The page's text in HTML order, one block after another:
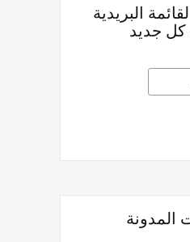
البريدية
كل جديد
المدونة